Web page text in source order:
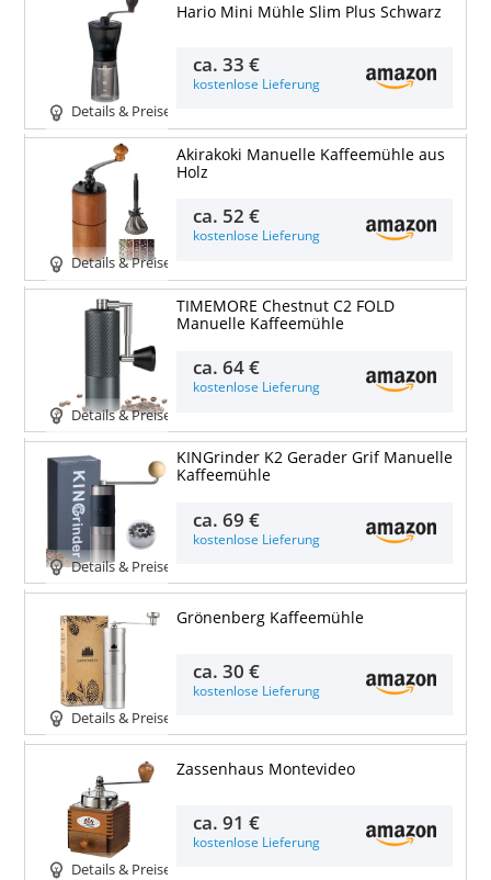
Details & Preise
Hario Mini Mühle Slim Plus Schwarz
ca.33 €
kostenlose Lieferung
Details & Preise
Akirakoki Manuelle Kaffeemühle aus
Holz
ca. 52 €
kostenlose Lieferung
Details & Preise
TIMEMORE Chestnut C2 FOLD
Manuelle Kaffeemühle
ca.64 €
kostenlose Lieferung
Details & Preise
KINGrinder K2 Gerader Grif Manuelle
Kaffeemühle
ca.69 €
kostenlose Lieferung
Details & Preise
Grönenberg Kaffeemühle
ca.30 €
kostenlose Lieferung
Details & Preise
Zassenhaus Montevideo
ca.91 €
kostenlose Lieferung